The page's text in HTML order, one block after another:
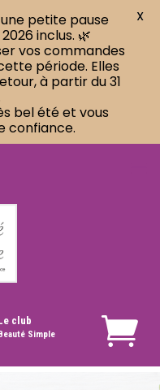
club
Simple
petite pause
inclus. 🌿
vos commandes
période. Elles
à partir du 31
bel été et vous
confiance.
X